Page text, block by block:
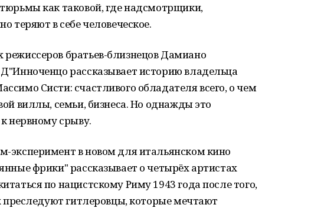
как таковой, где надсмотрщики,
теряют в себе человеческое.
братьев-близнецов Дамиано
рассказывает историю владельца
Систи: счастливого обладателя всего, о чем
виллы, семьи, бизнеса. Но однажды это
нервному срыву.
эксперимент в новом для итальянском кино
фрики" рассказывает о четырёх артистах
по нацистскому Риму 1943 года после того,
гитлеровцы, которые мечтают